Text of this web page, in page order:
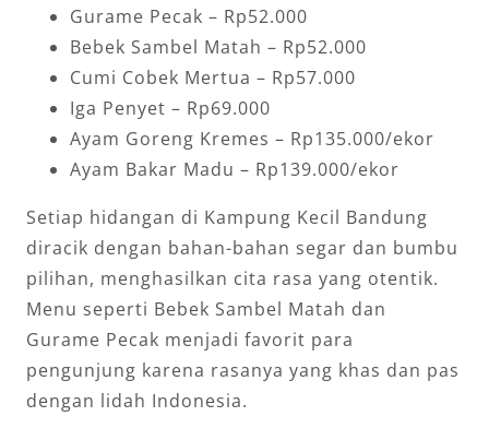
Gurame Pecak – Rp52.000
Bebek Sambel Matah – Rp52.000
Cumi Cobek Mertua – Rp57.000
Iga Penyet – Rp69.000
Ayam Goreng Kremes – Rp135.000/ekor
Ayam Bakar Madu – Rp139.000/ekor
Setiap hidangan di Kampung Kecil Bandung
diracik dengan bahan-bahan segar dan bumbu
pilihan, menghasilkan cita rasa yang otentik.
Menu seperti Bebek Sambel Matah dan
Gurame Pecak menjadi favorit para
pengunjung karena rasanya yang khas dan pas
dengan lidah Indonesia.